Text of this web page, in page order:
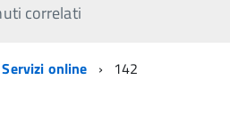
correlati
Servizi online 142